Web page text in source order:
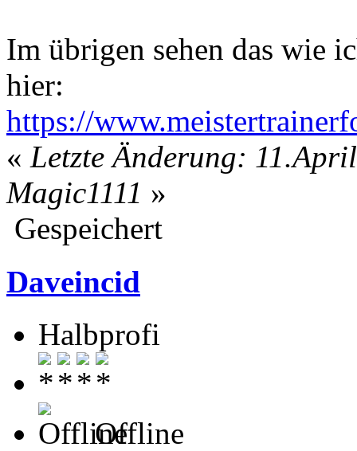
Im übrigen sehen das wie
hier:
https://
« Letzte Änderung:
Magic1111 »
Gespeichert
Daveincid
Halbprofi
Offline